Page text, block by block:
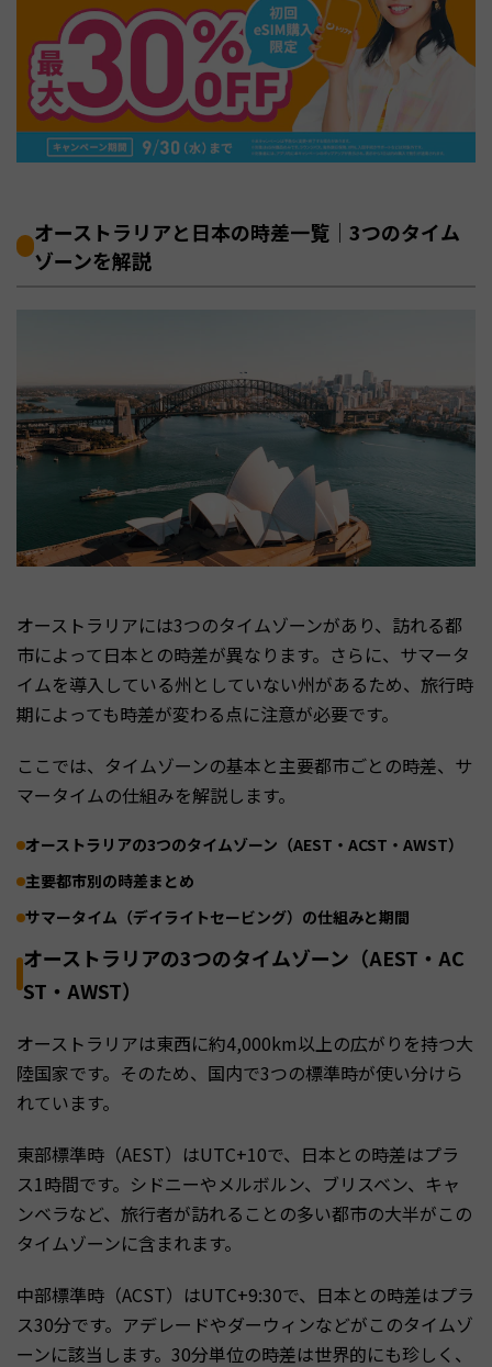
オーストラリアと日本の時差一覧｜3つのタイム
ゾーンを解説
オーストラリアには3つのタイムゾーンがあり、訪れる都
市によって日本との時差が異なります。さらに、サマータ
イムを導入している州としていない州があるため、旅行時
期によっても時差が変わる点に注意が必要です。
ここでは、タイムゾーンの基本と主要都市ごとの時差、サ
マータイムの仕組みを解説します。
オーストラリアの3つのタイムゾーン（AEST・ACST・AWST）
主要都市別の時差まとめ
サマータイム（デイライトセービング）の仕組みと期間
オーストラリアの3つのタイムゾーン（AEST・AC
ST・AWST）
オーストラリアは東西に約4,000km以上の広がりを持つ大
陸国家です。そのため、国内で3つの標準時が使い分けら
れています。
東部標準時（AEST）はUTC+10で、日本との時差はプラ
ス1時間です。シドニーやメルボルン、ブリスベン、キャ
ンベラなど、旅行者が訪れることの多い都市の大半がこの
タイムゾーンに含まれます。
中部標準時（ACST）はUTC+9:30で、日本との時差はプラ
ス30分です。アデレードやダーウィンなどがこのタイムゾ
ーンに該当します。30分単位の時差は世界的にも珍しく、